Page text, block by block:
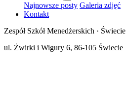
Najnowsze posty Galeria zdjęć
Kontakt
Zespół Szkół Menedżerskich · Świecie
ul. Żwirki i Wigury 6, 86-105 Świecie